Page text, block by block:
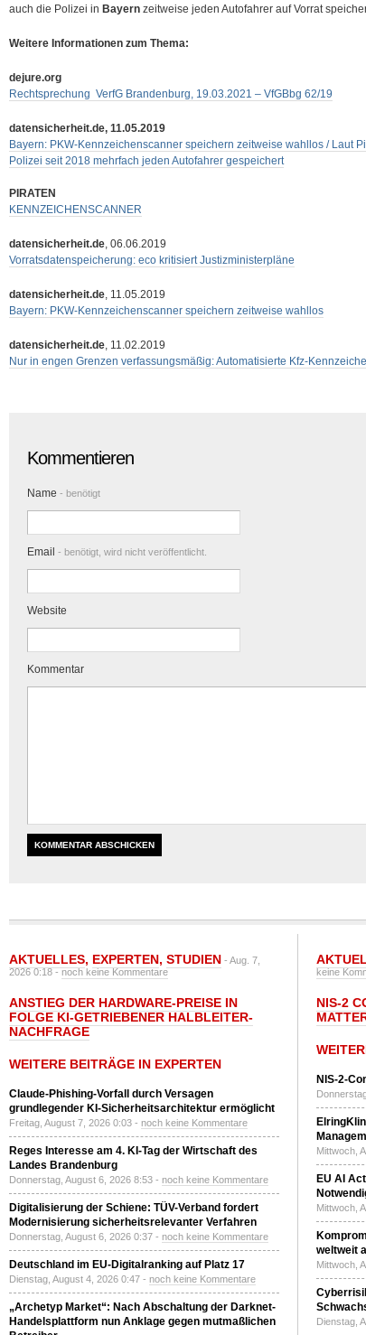
auch die Polizei in Bayern zeitweise jeden Autofahrer auf Vorrat
Weitere Informationen zum Thema:
dejure.org
Rechtsprechung VerfG Brandenburg, 19.03.2021 – VfGBbg 62/19
datensicherheit.de, 11.05.2019
Bayern: PKW-Kennzeichenscanner speichern zeitweise wahllos / Laut
Polizei seit 2018 mehrfach jeden Autofahrer gespeichert
PIRATEN
KENNZEICHENSCANNER
datensicherheit.de, 06.06.2019
Vorratsdatenspeicherung: eco kritisiert Justizministerpläne
datensicherheit.de, 11.05.2019
Bayern: PKW-Kennzeichenscanner speichern zeitweise wahllos
datensicherheit.de, 11.02.2019
Nur in engen Grenzen verfassungsmäßig: Automatisierte Kfz-
Kommentieren
Name - benötigt
Email - benötigt, wird nicht veröffentlicht.
Website
Kommentar
AKTUELLES, EXPERTEN, STUDIEN - Aug. 7,
2026 0:18 -noch keine Kommentare
ANSTIEG DER HARDWARE-PREISE IN
FOLGE KI-GETRIEBENER HALBLEITER-
NACHFRAGE
WEITERE BEITRÄGE IN EXPERTEN
Claude-Phishing-Vorfall durch Versagen
grundlegender KI-Sicherheitsarchitektur ermöglicht
Freitag, August 7, 2026 0:03 - noch keine Kommentare
Reges Interesse am 4. KI-Tag der Wirtschaft des
Landes Brandenburg
Donnerstag, August 6, 2026 8:53 - noch keine Kommentare
Digitalisierung der Schiene: TÜV-Verband fordert
Modernisierung sicherheitsrelevanter Verfahren
Donnerstag, August 6, 2026 0:37 - noch keine Kommentare
Deutschland im EU-Digitalranking auf Platz 17
Dienstag, August 4, 2026 0:47 - noch keine Kommentare
„Archetyp Market“: Nach Abschaltung der Darknet-
Handelsplattform nun Anklage gegen mutmaßlichen
keine
NIS-2
NIS-2-
Mittwoch,
EU AI
Mittwoch,
weltweit
Mittwoch,
Dienstag,